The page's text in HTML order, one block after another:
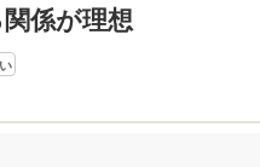
係が理想